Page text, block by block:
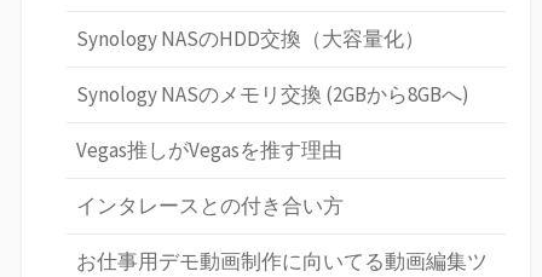
Synology NASのHDD交換（大容量化）
Synology NASのメモリ交換 (2GBから8GBへ)
Vegas推しがVegasを推す理由
インタレースとの付き合い方
お仕事用デモ動画制作に向いてる動画編集ツ